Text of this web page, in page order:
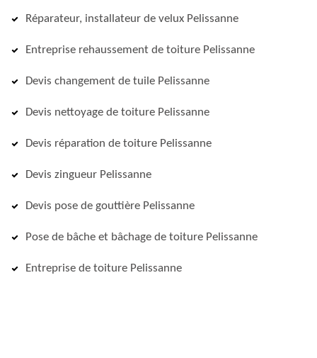
Réparateur, installateur de velux Pelissanne
Entreprise rehaussement de toiture Pelissanne
Devis changement de tuile Pelissanne
Devis nettoyage de toiture Pelissanne
Devis réparation de toiture Pelissanne
Devis zingueur Pelissanne
Devis pose de gouttière Pelissanne
Pose de bâche et bâchage de toiture Pelissanne
Entreprise de toiture Pelissanne